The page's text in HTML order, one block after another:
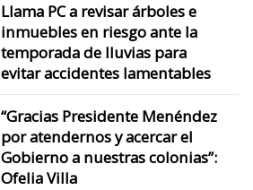
Llama PC a revisar árboles e
inmuebles en riesgo ante la
temporada de lluvias para
evitar accidentes lamentables
“Gracias Presidente Menéndez
por atendernos y acercar el
Gobierno a nuestras colonias”:
Ofelia Villa